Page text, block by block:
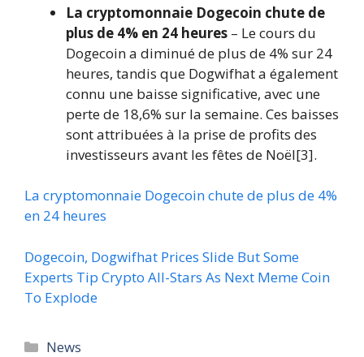
La cryptomonnaie Dogecoin chute de
plus de 4% en 24 heures – Le cours du
Dogecoin a diminué de plus de 4% sur 24
heures, tandis que Dogwifhat a également
connu une baisse significative, avec une
perte de 18,6% sur la semaine. Ces baisses
sont attribuées à la prise de profits des
investisseurs avant les fêtes de Noël[3].
La cryptomonnaie Dogecoin chute de plus de 4%
en 24 heures
Dogecoin, Dogwifhat Prices Slide But Some
Experts Tip Crypto All-Stars As Next Meme Coin
To Explode
Catégories
News